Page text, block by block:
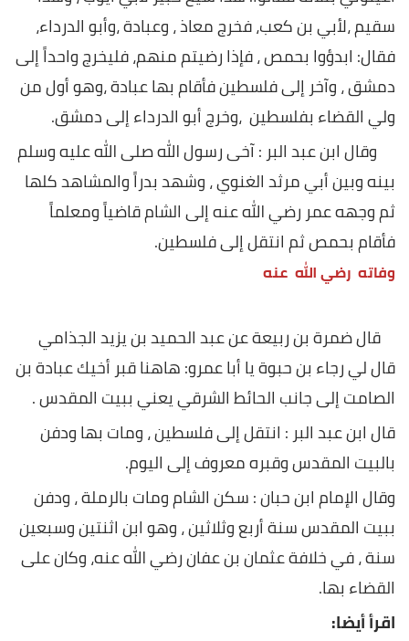
سقيم ،لأبي بن كعب، فخرج معاذ ، وعبادة ،وأبو الدرداء،
فقال: ابدؤوا بحمص ، فإذا رضيتم منهم، فليخرج واحداً إلى
دمشق ، وآخر إلى فلسطين فأقام بها عبادة ،وهو أول من
ولي القضاء بفلسطين ،وخرج أبو الدرداء إلى دمشق.
وقال ابن عبد البر : آخى رسول الله صلى الله عليه وسلم
بينه وبين أبي مرثد الغنوي ، وشهد بدراً والمشاهد كلها
ثم وجهه عمر رضي الله عنه إلى الشام قاضياً ومعلماً
فأقام بحمص ثم انتقل إلى فلسطين.
وفاته رضي الله عنه
قال ضمرة بن ربيعة عن عبد الحميد بن يزيد الجذامي
قال لي رجاء بن حبوة يا أبا عمرو: هاهنا قبر أخيك عبادة بن
الصامت إلى جانب الحائط الشرقي يعني ببيت المقدس .
قال ابن عبد البر : انتقل إلى فلسطين ، ومات بها ودفن
بالبيت المقدس وقبره معروف إلى اليوم.
وقال الإمام ابن حبان : سكن الشام ومات بالرملة ، ودفن
ببيت المقدس سنة أربع وثلاثين ، وهو ابن اثنتين وسبعين
سنة ، في خلافة عثمان بن عفان رضي الله عنه، وكان على
القضاء بها.
اقرأ أيضا: